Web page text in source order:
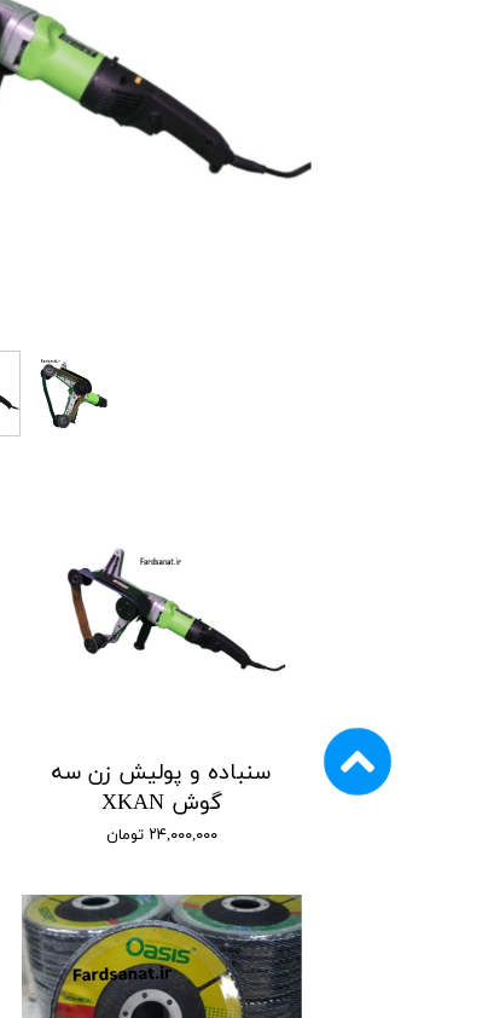
ماشین آلات و
ماشین آلات و
ماشین آلات و
سنباده و پولیش زن سه
گوش XKAN
۲۴,۰۰۰,۰۰۰ تومان